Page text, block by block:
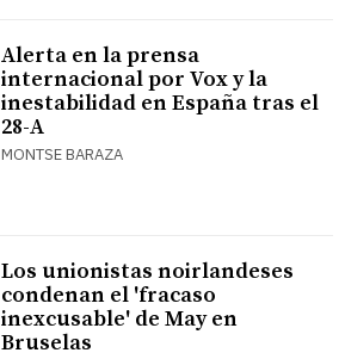
Alerta en la prensa
internacional por Vox y la
inestabilidad en España tras el
28-A
MONTSE BARAZA
Los unionistas noirlandeses
condenan el 'fracaso
inexcusable' de May en
Bruselas